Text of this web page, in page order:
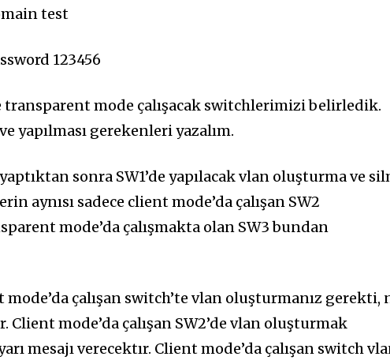
test
123456
transparent mode çalışacak switchlerimizi belirledik.
yapılması gerekenleri yazalım.
sonra SW1’de yapılacak vlan oluşturma ve
aynısı sadece client mode’da çalışan SW2
mode’da çalışmakta olan SW3 bundan
mode’da çalışan switch’te vlan oluşturmanız gerekti,
Client mode’da çalışan SW2’de vlan oluşturmak
mesajı verecektır. Client mode’da çalışan switch